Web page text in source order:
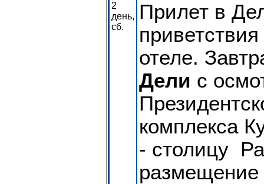
2
день,
сб.
Прилет в
отеле.
Дели с
комплекса
- столицу
размещение